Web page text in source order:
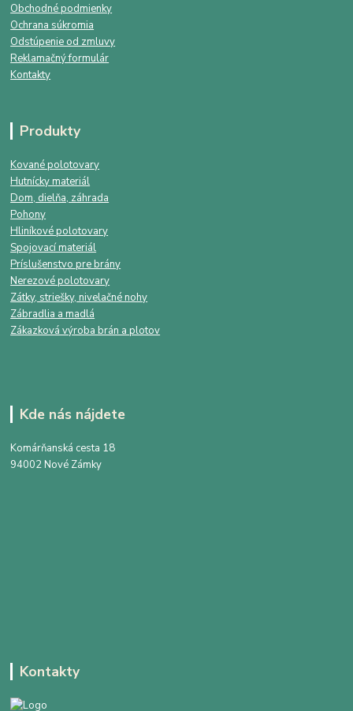
Obchodné podmienky
Ochrana súkromia
Odstúpenie od zmluvy
Reklamačný formulár
Kontakty
Produkty
Kované polotovary
Hutnícky materiál
Dom, dielňa, záhrada
Pohony
Hliníkové polotovary
Spojovací materiál
Príslušenstvo pre brány
Nerezové polotovary
Zátky, striešky, nivelačné nohy
Zábradlia a madlá
Zákazková výroba brán a plotov
Kde nás nájdete
Komárňanská cesta 18
94002 Nové Zámky
Kontakty